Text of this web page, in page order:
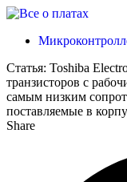
Статья: Toshiba
транзисторов с
самым низким
поставляемые в
Share